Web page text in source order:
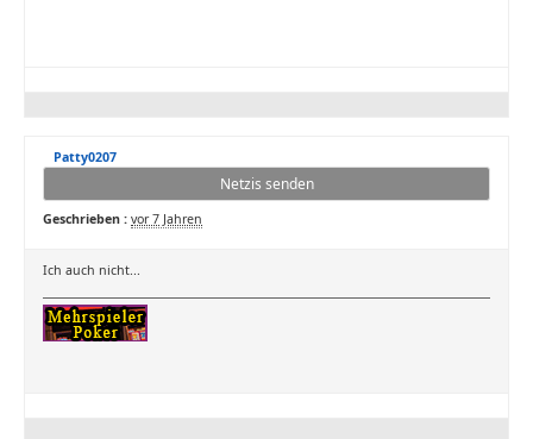
Patty0207
Netzis senden
Geschrieben : vor 7 Jahren
Ich auch nicht...